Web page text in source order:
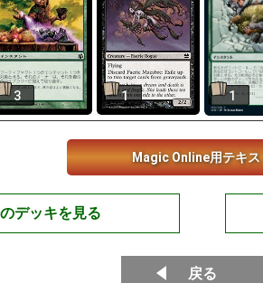
3 1 1
Magic Online用テキス
デッキを見る
戻る